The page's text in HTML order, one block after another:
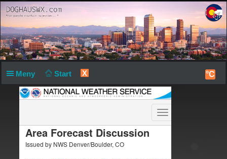
Meny Start X °C